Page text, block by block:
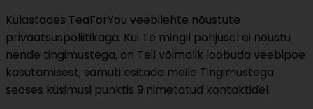
Külastades TeaForYou veebilehte nõustute
privaatsuspoliitikaga. Kui Te mingil põhjusel ei nõustu
nende tingimustega, on Teil võimalik loobuda veebipoe
kasutamisest, samuti esitada meile Tingimustega
seoses küsimusi punktis 9 nimetatud kontaktidel.